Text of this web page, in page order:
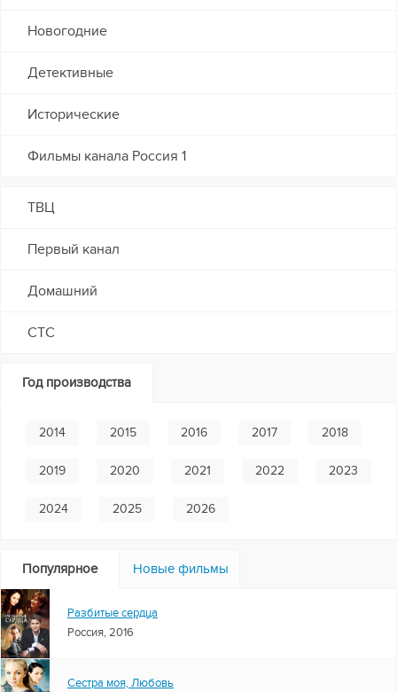
Новогодние
Детективные
Исторические
Фильмы канала Россия 1
ТВЦ
Первый канал
Домашний
СТС
Год производства
2014 2015 2016 2017 2018
2019 2020 2021 2022 2023
2024 2025 2026
Популярное Новые фильмы
Разбитые сердца
Россия, 2016
Сестра моя, Любовь